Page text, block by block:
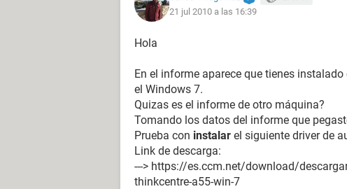
Puerto de comunicación ZTE Diagnostics
Placa de video Familia Intel(R) 946GZ
1.0) (256 MB)
Aceleradora 3D Intel GMA 3000
Multimedia
Placa de sonido Analog Devices AD1986A
Controller [A-1]
21 jul 2010 a las 16:39
Hola
En el informe aparece que tienes
el Windows 7.
Quizas es el informe de otro máquina?
Tomando los datos del informe que
Prueba con instalar el siguiente driver de
Link de descarga:
---> https://es.ccm.net/download/
thinkcentre-a55-win-7